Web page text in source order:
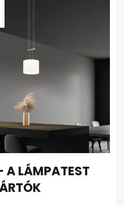
LÁMPATEST